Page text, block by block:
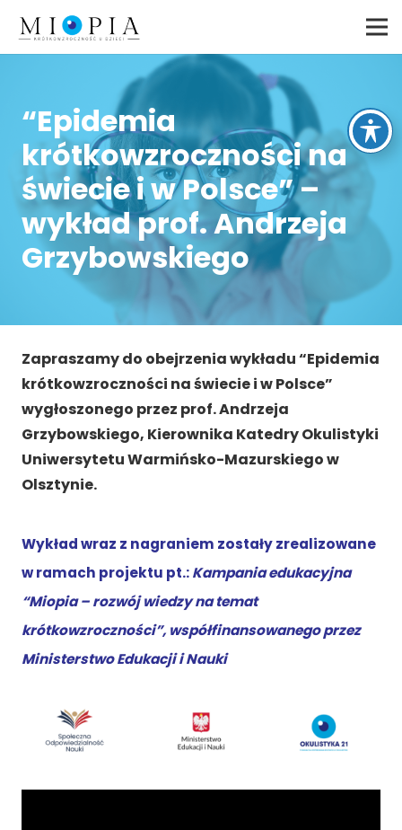
“Epidemia
krótkowzroczności na
świecie i w Polsce” –
wykład prof. Andrzeja
Grzybowskiego
Zapraszamy do obejrzenia wykładu “Epidemia
krótkowzroczności na świecie i w Polsce”
wygłoszonego przez prof. Andrzeja
Grzybowskiego, Kierownika Katedry Okulistyki
Uniwersytetu Warmińsko-Mazurskiego w
Olsztynie.
Wykład wraz z nagraniem zostały zrealizowane
w ramach projektu pt.:Kampaniaedukacyjna
“Miopia – rozwój wiedzy na temat
krótkowzroczności”, współfinansowanego przez
Ministerstwo Edukacji i Nauki